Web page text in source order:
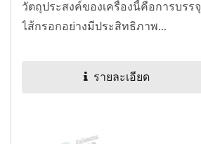
วัตถุประสงค์ของเครื่องนี้คือการบรรจุ
ไส้กรอกอย่างมีประสิทธิภาพ...
รายละเอียด